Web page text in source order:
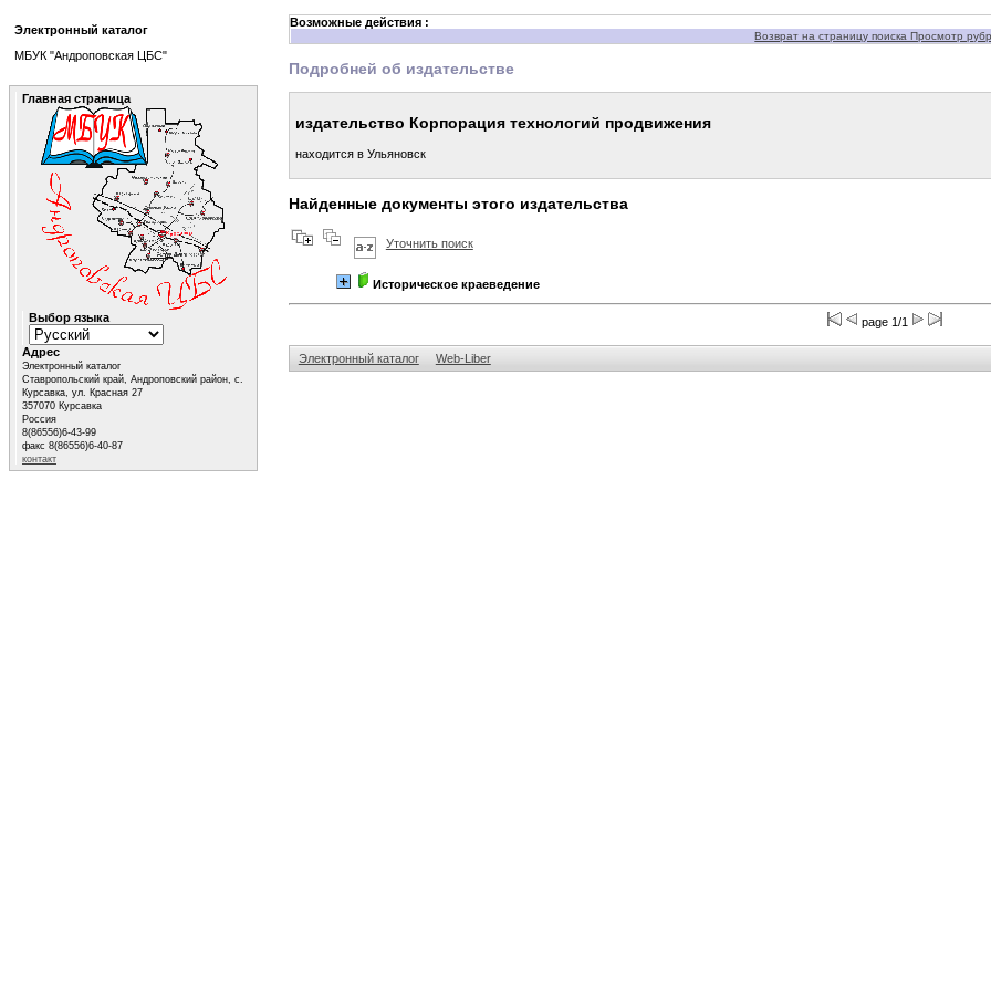
Возможные действия :
Возврат на страницу поиска Просмотр
Подробней об издательстве
издательство Корпорация технологий продвижения
находится в Ульяновск
Найденные документы этого издательства
Уточнить поиск
Историческое краеведение
page 1/1
Электронный каталог Web-Liber
Электронный каталог
МБУК "Андроповская ЦБС"
Главная страница
Выбор языка
Адрес
Электронный каталог
Ставропольский край, Андроповский район, с.
Курсавка, ул. Красная 27
357070 Курсавка
Россия
8(86556)6-43-99
факс 8(86556)6-40-87
контакт